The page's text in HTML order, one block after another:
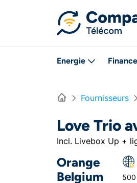
Energie
Home Fournisseurs
Love Trio
Incl. Livebox Up +
Orange
Belgium